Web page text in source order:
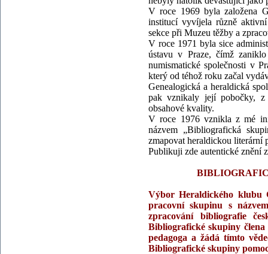
V roce 1969 byla založena
institucí vyvíjela různě
sekce při Muzeu těžby a
V roce 1971 byla sice
ústavu v Praze, čímž
numismatické společnosti v
který od téhož roku začal
Genealogická a heraldická
pak vznikaly její pobočky, z
obsahové kvality.
V roce 1976 vznikla z mé
názvem „Bibliografická
zmapovat heraldickou literární
Publikuji zde autentické znění
Výbor Heraldického klubu
pracovní skupinu s
zpracování bibliografie
Bibliografické skupiny člena
pedagoga a žádá tímto
Bibliografické skupiny